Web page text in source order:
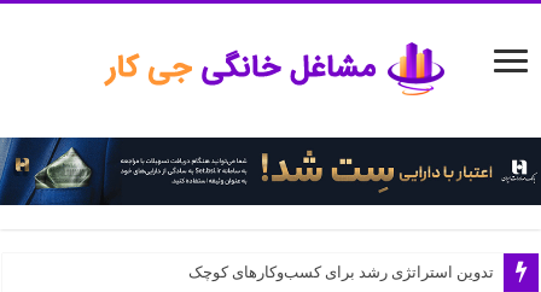
تدوین استراتژی رشد برای کسب‌وکارهای کوچک
مدیریت منابع انسانی در استارتاپ‌ها